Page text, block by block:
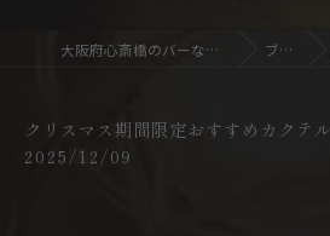
大阪府心斎橋のバーならBar emeth ブログ
クリスマス期間限定おすすめカクテル
2025/12/09